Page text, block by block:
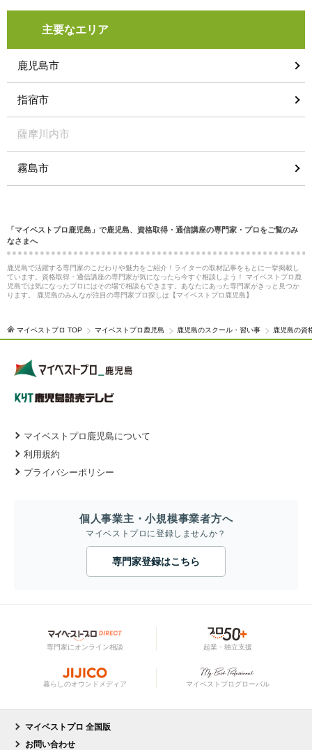
主要なエリア
鹿児島市
指宿市
薩摩川内市
霧島市
「マイベストプロ鹿児島」で鹿児島、資格取得・通信講座の専門家・プロをご覧のみ
なさまへ
鹿児島で活躍する専門家のこだわりや魅力をご紹介！ライターの取材記事をもとに一挙掲載し
ています。資格取得・通信講座の専門家が気になったら今すぐ相談しよう！ マイベストプロ鹿
児島では気になったプロにはその場で相談もできます。あなたにあった専門家がきっと見つか
ります。 鹿児島のみんなが注目の専門家プロ探しは【マイベストプロ鹿児島】
マイベストプロ TOP マイベストプロ鹿児島 鹿児島のスクール・習い事 鹿児島の資
マイベストプロ鹿児島について
利用規約
プライバシーポリシー
個人事業主・小規模事業者方へ
マイベストプロに登録しませんか？
専門家登録はこちら
専門家にオンライン相談 起業・独立支援
暮らしのオウンドメディア マイベストプログローバル
マイベストプロ 全国版
お問い合わせ